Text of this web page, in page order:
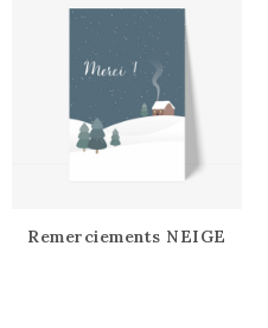
Remerciements NEIGE